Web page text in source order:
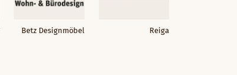
Betz Designmöbel Reiga